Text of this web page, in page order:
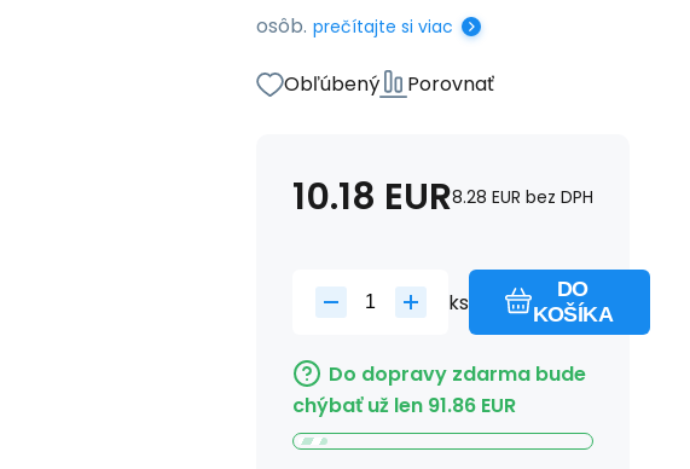
osôb. prečítajte si viac
Obľúbený Porovnať
10.18 EUR8.28 EUR bez DPH
ks
DO
KOŠÍKA
Do dopravy zdarma bude
chýbať už len 91.86 EUR